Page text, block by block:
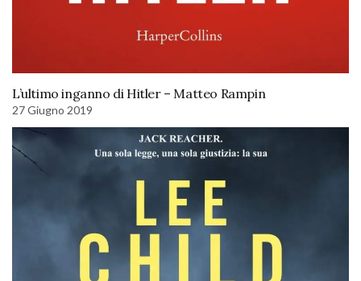
L’ultimo inganno di Hitler – Matteo Rampin
27 Giugno 2019